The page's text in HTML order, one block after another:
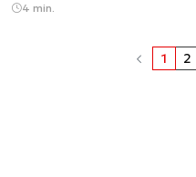
4 min.
1 2